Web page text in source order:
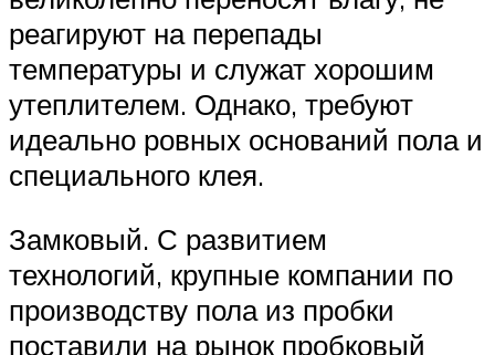
реагируют на перепады
температуры и служат хорошим
утеплителем. Однако, требуют
идеально ровных оснований пола и
специального клея.
Замковый. С развитием
технологий, крупные компании по
производству пола из пробки
поставили на рынок пробковый